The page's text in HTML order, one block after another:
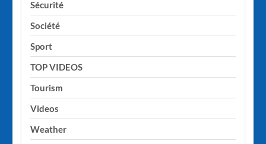
Sécurité
Société
Sport
TOP VIDEOS
Tourism
Videos
Weather